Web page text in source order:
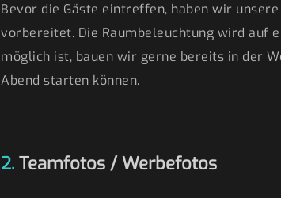
Bevor die Gäste eintreffen, haben wir
vorbereitet. Die Raumbeleuchtung wird auf
möglich ist, bauen wir gerne bereits in der
Abend starten können.
2. Teamfotos / Werbefotos